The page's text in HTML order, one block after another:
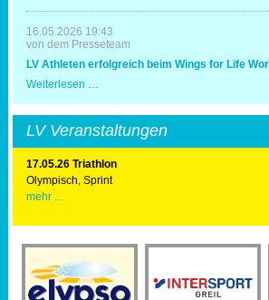
16.05.2026 19:43
von dem Presseteam
LV Athleten erfolgreich beim Wings for Life
Weiterlesen …
beim
Wings
for
Life
Run
LV Veranstaltungen
17.05.26 Triathlon
Olympisch, Sprint
mehr ...